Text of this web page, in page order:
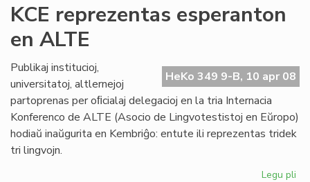
KCE reprezentas esperanton
en ALTE
HeKo 349 9-B, 10 apr 08
Publikaj institucioj,
universitatoj, altlernejoj
partoprenas per oﬁcialaj delegacioj en la tria Internacia
Konferenco de ALTE (Asocio de Lingvotestistoj en Eŭropo)
hodiaŭ inaŭgurita en Kembriĝo: entute ili reprezentas tridek
tri lingvojn.
Legu pli